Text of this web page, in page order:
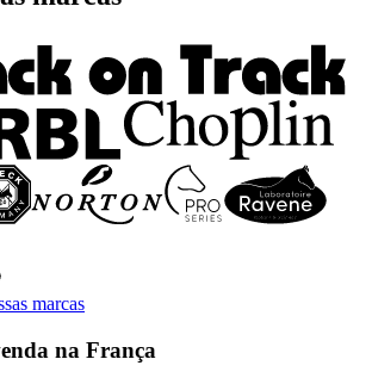
marcas
na França